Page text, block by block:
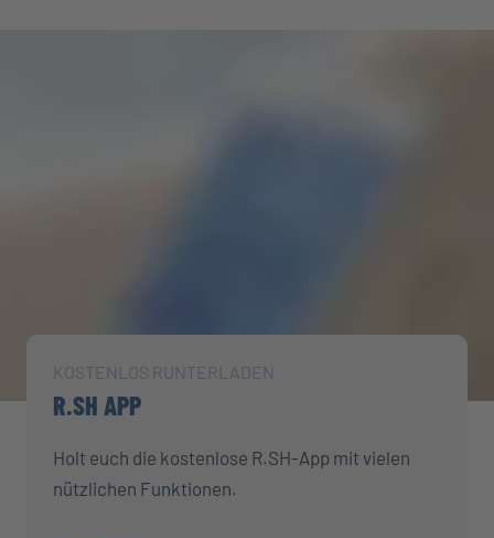
KOSTENLOS RUNTERLADEN
R.SH APP
Holt euch die kostenlose R.SH-App mit vielen
nützlichen Funktionen.